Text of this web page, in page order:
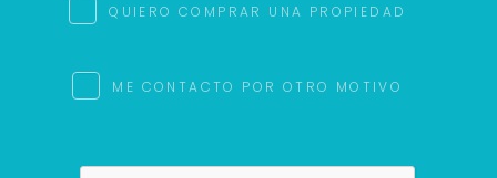
QUIERO COMPRAR UNA PROPIEDAD
ME CONTACTO POR OTRO MOTIVO